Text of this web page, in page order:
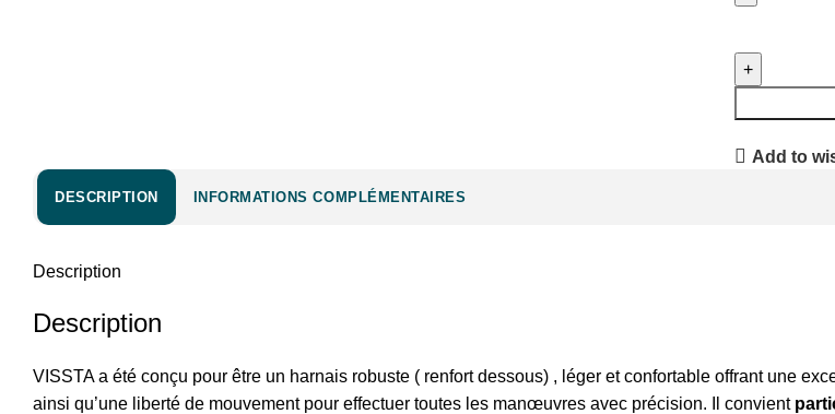
Add to
DESCRIPTION INFORMATIONS COMPLÉMENTAIRES
Description
Description
VISSTA a été conçu pour être un harnais robuste ( renfort dessous) , léger etconfortable offrant une
ainsi qu’une liberté de mouvement pour effectuer toutes les manœuvres avec précision. Il convient